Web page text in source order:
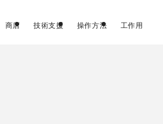
商店 技術支援 操作方法 工作用